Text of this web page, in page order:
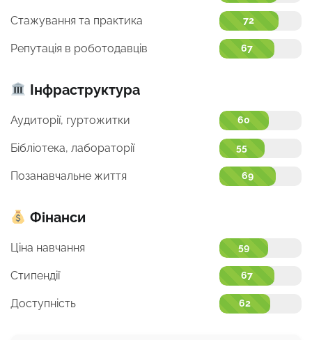
Стажування та практика 72
Репутація в роботодавців 67
Інфраструктура
Аудиторії, гуртожитки 60
Бібліотека, лабораторії 55
Позанавчальне життя 69
Фінанси
Ціна навчання 59
Стипендії 67
Доступність 62